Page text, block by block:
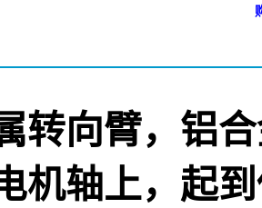
转向臂，铝
机轴上，起